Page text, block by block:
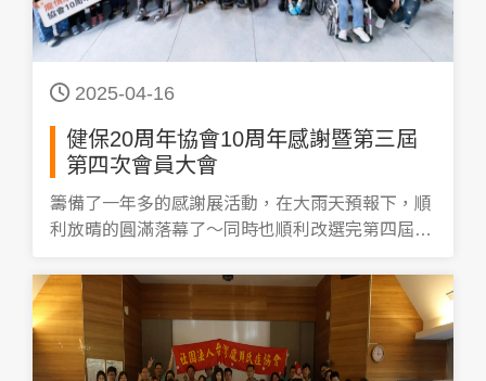
2025-04-16
健保20周年協會10周年感謝暨第三屆
第四次會員大會
籌備了一年多的感謝展活動，在大雨天預報下，順
利放晴的圓滿落幕了～同時也順利改選完第四屆第